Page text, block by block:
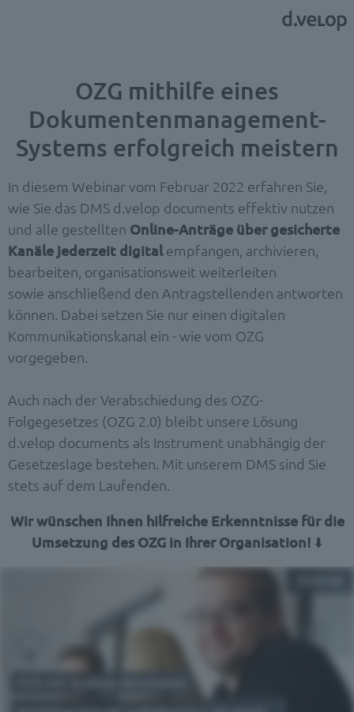
OZG mithilfe eines
Dokumentenmanagement-
Systems erfolgreich meistern
In diesem Webinar vom Februar 2022 erfahren Sie,
wie Sie das DMS d.velop documents effektiv nutzen
und alle gestellten Online-Anträge über gesicherte
Kanäle jederzeit digitalempfangen, archivieren,
bearbeiten, organisationsweit weiterleiten
sowie anschließend den Antragstellenden antworten
können. Dabei setzen Sie nur einen digitalen
Kommunikationskanal ein - wie vom OZG
vorgegeben.
Auch nach der Verabschiedung des OZG-
Folgegesetzes (OZG 2.0) bleibt unsere Lösung
d.velop documents als Instrument unabhängig der
Gesetzeslage bestehen. Mit unserem DMS sind Sie
stets auf dem Laufenden.
Wir wünschen Ihnen hilfreiche Erkenntnisse für die
Umsetzung des OZG in Ihrer Organisation! ⬇️